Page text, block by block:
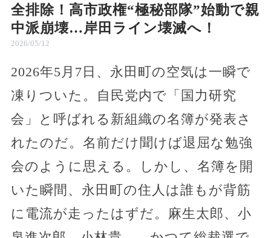
全排除！高市政権“極秘部隊”始動で親
中派崩壊…岸田ライン壊滅へ！
2026/05/12
2026年5月7日、永田町の空気は一瞬で
凍りついた。自民党内で「国力研究
会」と呼ばれる新組織の名簿が発表さ
れたのだ。名前だけ聞けば退屈な勉強
会のように思える。しかし、名簿を開
いた瞬間、永田町の住人は誰もが背筋
に電流が走ったはずだ。麻生太郎、小